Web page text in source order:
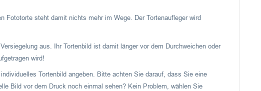
Fototorte steht damit nichts mehr im Wege. Der Tortenaufleger wird
aus. Ihr Tortenbild ist damit länger vor dem Durchweichen oder
wird!
Tortenbild angeben. Bitte achten Sie darauf, dass Sie eine
Bild vor dem Druck noch einmal sehen? Kein Problem, wählen Sie